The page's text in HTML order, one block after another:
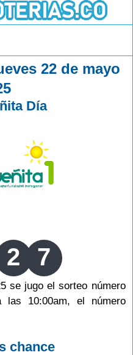
22 de mayo
Día
2 7
se jugo el sorteo número
las 10:00am, el número
chance